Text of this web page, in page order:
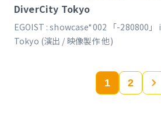
DiverCity Tokyo
EGOIST : showcase*002 「-280800
Tokyo (演出 / 映像製作 他)
1 2 »